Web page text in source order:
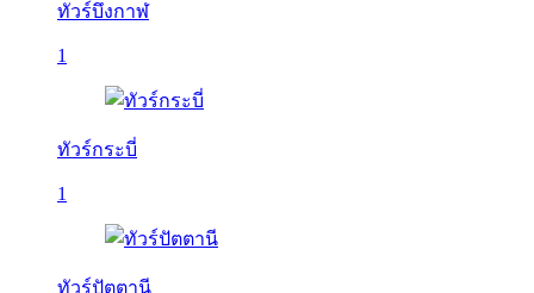
ทัวร์บึงกาฬ
1
ทัวร์กระบี่
1
ทัวร์ปัตตานี